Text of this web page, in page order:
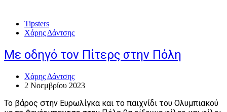
Tipsters
Χάρης Δάντσης
Με οδηγό τον Πίτερς στην Πόλη
Χάρης Δάντσης
2 Νοεμβρίου 2023
Το βάρος στην Ευρωλίγκα και το παιχνίδι του Ολυμπιακού